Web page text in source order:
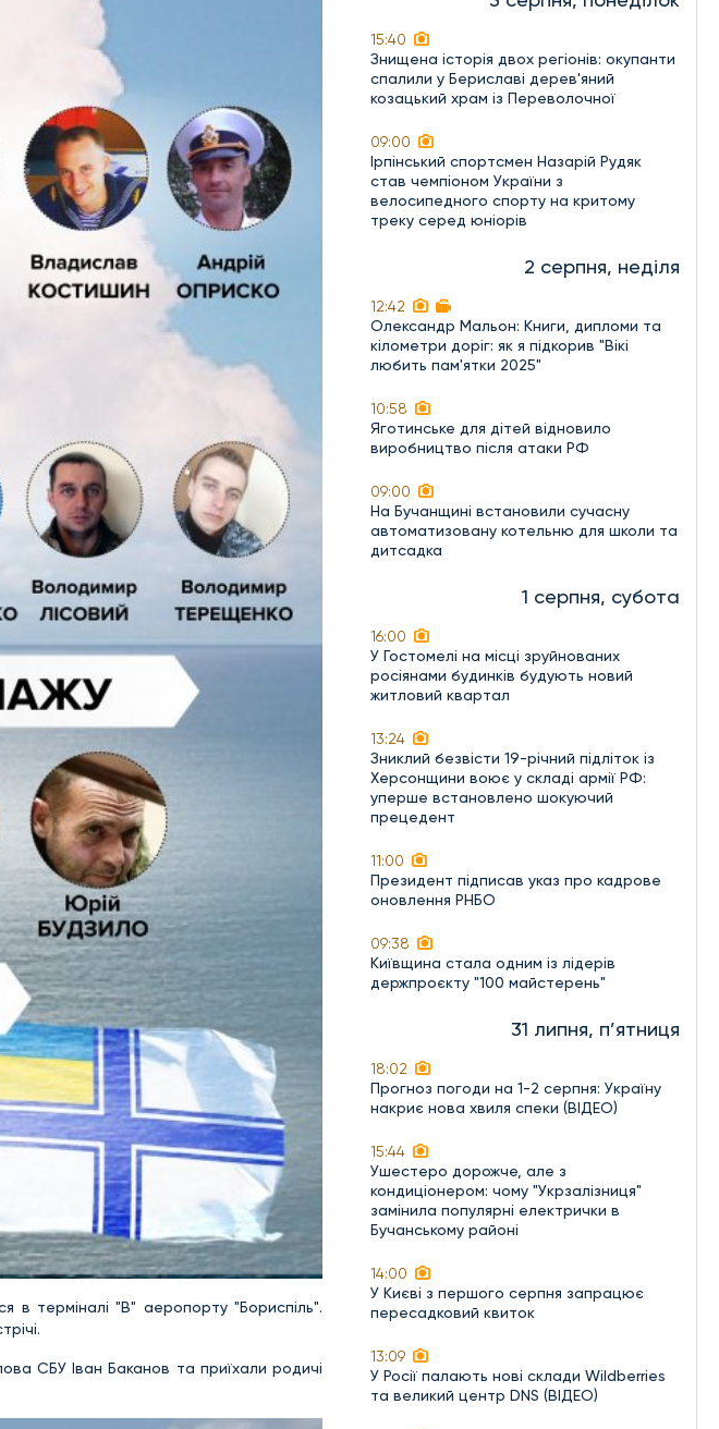
в терміналі "В" аеропорту "Бориспіль".
СБУ Іван Баканов та приїхали родичі
15:40
Знищена історія двох регіонів: окупанти
спалили у Бериславі дерев'яний
козацький храм із Переволочної
09:00
Ірпінський спортсмен Назарій Рудяк
став чемпіоном України з
велосипедного спорту на критому
треку серед юніорів
2 серпня, неділя
12:42
Олександр Мальон: Книги, дипломи та
кілометри доріг: як я підкорив "Вікі
любить пам'ятки 2025"
10:58
Яготинське для дітей відновило
виробництво після атаки РФ
09:00
На Бучанщині встановили сучасну
автоматизовану котельню для школи та
дитсадка
1 серпня, субота
16:00
У Гостомелі на місці зруйнованих
росіянами будинків будують новий
житловий квартал
13:24
Зниклий безвісти 19-річний підліток із
Херсонщини воює у складі армії РФ:
уперше встановлено шокуючий
прецедент
11:00
Президент підписав указ про кадрове
оновлення РНБО
09:38
Київщина стала одним із лідерів
держпроєкту "100 майстерень"
31 липня, п’ятниця
18:02
Прогноз погоди на 1-2 серпня: Україну
накриє нова хвиля спеки (ВІДЕО)
15:44
Ушестеро дорожче, але з
кондиціонером: чому "Укрзалізниця"
замінила популярні електрички в
Бучанському районі
14:00
У Києві з першого серпня запрацює
пересадковий квиток
13:09
У Росії палають нові склади Wildberries
та великий центр DNS (ВІДЕО)